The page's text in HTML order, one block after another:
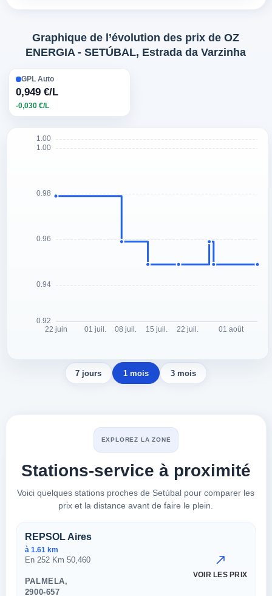
Graphique de l’évolution des prix de OZ
ENERGIA - SETÚBAL, Estrada da Varzinha
GPL Auto
0,949 €/L
-0,030 €/L
7 jours 1 mois 3 mois
EXPLOREZ LA ZONE
Stations-service à proximité
Voici quelques stations proches de Setúbal pour comparer les
prix et la distance avant de faire le plein.
Stations proches à Setúbal
REPSOL Aires
à 1.61 km
En 252 Km 50,460
PALMELA,
2900-657
VOIR LES PRIX